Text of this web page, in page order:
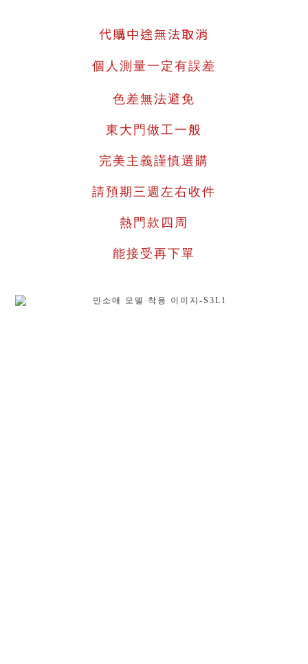
代購中途無法取消
個人測量一定有誤差
色差無法避免
東大門做工一般
完美主義謹慎選購
請預期三週左右收件
熱門款四周
能接受再下單